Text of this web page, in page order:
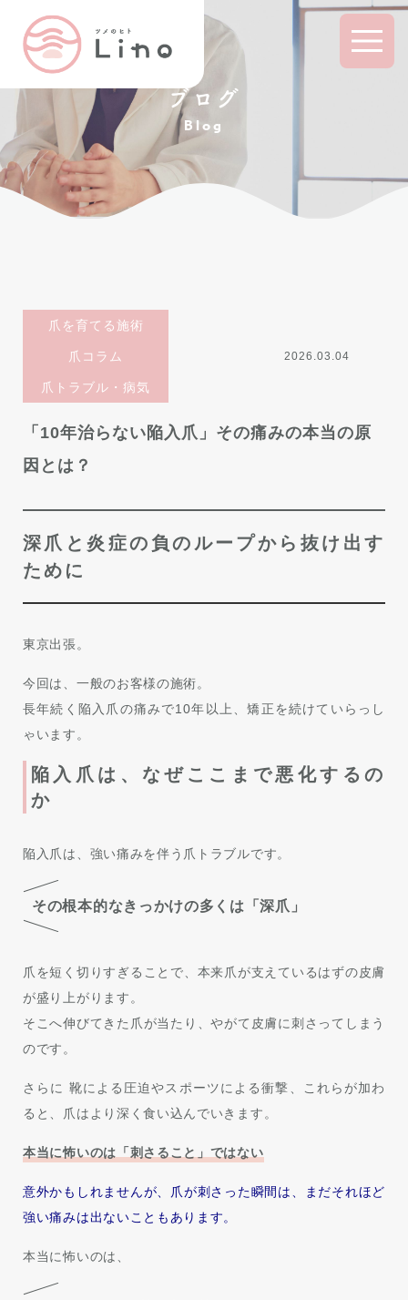
ブログ
Blog
爪を育てる施術
爪コラム
爪トラブル・病気
2026.03.04
「10年治らない陥入爪」その痛みの本当の原
因とは？
深爪と炎症の負のループから抜け出す
ために
東京出張。
今回は、一般のお客様の施術。
長年続く陥入爪の痛みで10年以上、矯正を続けていらっし
ゃいます。
陥入爪は、なぜここまで悪化するの
か
陥入爪は、強い痛みを伴う爪トラブルです。
その根本的なきっかけの多くは「深爪」
爪を短く切りすぎることで、本来爪が支えているはずの皮膚
が盛り上がります。
そこへ伸びてきた爪が当たり、やがて皮膚に刺さってしまう
のです。
さらに 靴による圧迫やスポーツによる衝撃、これらが加わ
ると、爪はより深く食い込んでいきます。
本当に怖いのは「刺さること」ではない
意外かもしれませんが、爪が刺さった瞬間は、まだそれほど
強い痛みは出ないこともあります。
本当に怖いのは、